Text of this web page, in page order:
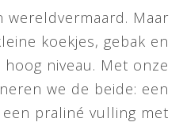
wereldvermaard. Maar
koekjes, gebak en
niveau. Met onze
we de beide: een
praliné vulling met